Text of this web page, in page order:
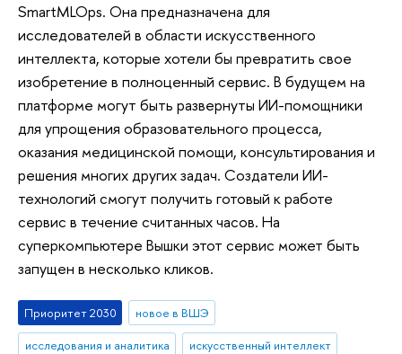
SmartMLOps. Она предназначена для
исследователей в области искусственного
интеллекта, которые хотели бы превратить свое
изобретение в полноценный сервис. В будущем на
платформе могут быть развернуты ИИ-помощники
для упрощения образовательного процесса,
оказания медицинской помощи, консультирования и
решения многих других задач. Создатели ИИ-
технологий смогут получить готовый к работе
сервис в течение считанных часов. На
суперкомпьютере Вышки этот сервис может быть
запущен в несколько кликов.
Приоритет 2030
новое в ВШЭ
исследования и аналитика
искусственный интеллект